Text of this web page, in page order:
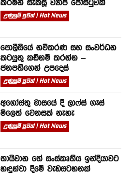
කරමින් සැකසූ ව්‍යාජ පෝස්ටුවක්
උණුසුම් පුවත් | Hot News
පොලීසියේ නවීකරණ සහ සංවර්ධන
කටයුතු කඩිනම් කරන්න –
ජනපතිගෙන් උපදෙස්
උණුසුම් පුවත් | Hot News
අගෝස්තු මාසයේ දී ලාෆ්ස් ගෑස්
මිලෙත් වෙනසක් නැහැ
උණුසුම් පුවත් | Hot News
තායිවාන තේ සංස්කෘතිය ඉන්දියාවට
හඳුන්වා දීමේ වැඩසටහනක්